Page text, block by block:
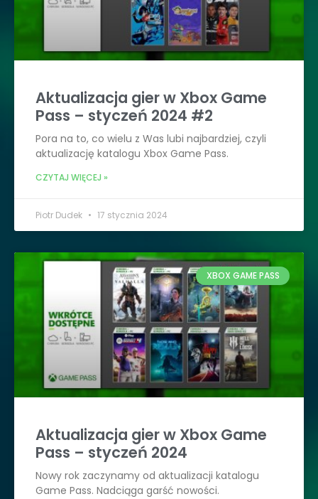
Aktualizacja gier w Xbox Game
Pass – styczeń 2024 #2
Pora na to, co wielu z Was lubi najbardziej, czyli
aktualizację katalogu Xbox Game Pass.
CZYTAJ WIĘCEJ »
Piotr Dudek 17 stycznia 2024
XBOX GAME PASS
Aktualizacja gier w Xbox Game
Pass – styczeń 2024
Nowy rok zaczynamy od aktualizacji katalogu
Game Pass. Nadciąga garść nowości.